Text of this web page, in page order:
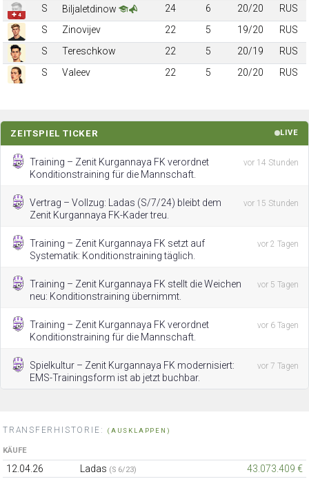
✚ 4
S Biljaletdinow 24 6 20/20
RUS
S
Zinovijev 22 5 19/20
RUS
S
Tereschkow 22 5 20/19
RUS
S
Valeev 22 5 20/20 RUS
ZEITSPIEL TICKER LIVE
Training – Zenit Kurgannaya FK verordnet
Konditionstraining für die Mannschaft.
vor 14 Stunden
Vertrag – Vollzug: Ladas (S/7/24) bleibt dem
Zenit Kurgannaya FK-Kader treu.
vor 15 Stunden
Training – Zenit Kurgannaya FK setzt auf
Systematik: Konditionstraining täglich.
vor 2 Tagen
Training – Zenit Kurgannaya FK stellt die Weichen
neu: Konditionstraining übernimmt.
vor 5 Tagen
Training – Zenit Kurgannaya FK verordnet
Konditionstraining für die Mannschaft.
vor 6 Tagen
Spielkultur – Zenit Kurgannaya FK modernisiert:
EMS-Trainingsform ist ab jetzt buchbar.
vor 7 Tagen
TRANSFERHISTORIE: (AUSKLAPPEN)
KÄUFE
12.04.26 Ladas (S 6/23)
43.073.409 €